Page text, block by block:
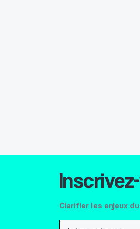
Clarifier les enjeux